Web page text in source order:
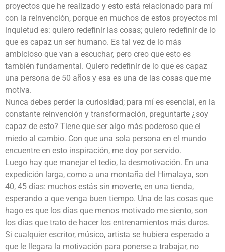
proyectos que he realizado y esto está relacionado para mí
con la reinvención, porque en muchos de estos proyectos mi
inquietud es: quiero redefinir las cosas; quiero redefinir de lo
que es capaz un ser humano. Es tal vez de lo más
ambicioso que van a escuchar, pero creo que esto es
también fundamental. Quiero redefinir de lo que es capaz
una persona de 50 años y esa es una de las cosas que me
motiva.
Nunca debes perder la curiosidad; para mí es esencial, en la
constante reinvención y transformación, preguntarte ¿soy
capaz de esto? Tiene que ser algo más poderoso que el
miedo al cambio. Con que una sola persona en el mundo
encuentre en esto inspiración, me doy por servido.
Luego hay que manejar el tedio, la desmotivación. En una
expedición larga, como a una montaña del Himalaya, son
40, 45 días: muchos estás sin moverte, en una tienda,
esperando a que venga buen tiempo. Una de las cosas que
hago es que los días que menos motivado me siento, son
los días que trato de hacer los entrenamientos más duros.
Si cualquier escritor, músico, artista se hubiera esperado a
que le llegara la motivación para ponerse a trabajar, no